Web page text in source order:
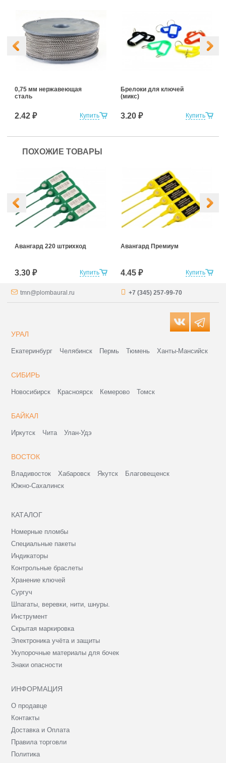
Купить
0,75 мм нержавеющая
сталь
2.42 ₽ Купить
Брелоки для ключей
(микс)
3.20 ₽
ПОХОЖИЕ ТОВАРЫ
Купить
Авангард 220 штрихкод
3.30 ₽ Купить
Авангард Премиум
4.45 ₽
tmn@plombaural.ru +7 (345) 257-99-70
УРАЛ
Екатеринбург Челябинск Пермь Тюмень Ханты-Мансийск
СИБИРЬ
Новосибирск Красноярск Кемерово Томск
БАЙКАЛ
Иркутск Чита Улан-Удэ
ВОСТОК
Владивосток Хабаровск Якутск
Благовещенск
Южно-Сахалинск
КАТАЛОГ
Номерные пломбы
Специальные пакеты
Индикаторы
Контрольные браслеты
Хранение ключей
Сургуч
Шпагаты, веревки, нити, шнуры.
Инструмент
Скрытая маркировка
Электроника учёта и защиты
Укупорочные материалы для бочек
Знаки опасности
ИНФОРМАЦИЯ
О продавце
Контакты
Доставка и Оплата
Правила торговли
Политика